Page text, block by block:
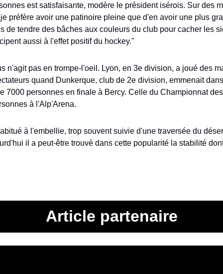
est satisfaisante, modère le président isérois. Sur des
préfère avoir une patinoire pleine que d'en avoir une plus
de tendre des bâches aux couleurs du club pour cacher les
aussi à l'effet positif du hockey."
n'agit pas en trompe-l'oeil. Lyon, en 3e division, a joué des
quand Dunkerque, club de 2e division, emmenait
7000 personnes en finale à Bercy. Celle du Championnat
à l'Alp'Arena.
à l'embellie, trop souvent suivie d'une traversée du
il a peut-être trouvé dans cette popularité la stabilité
Article partenaire